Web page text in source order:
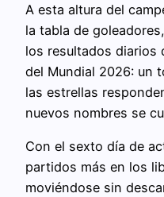
A esta altura del
la tabla de
los resultados diarios
del Mundial 2026: un
las estrellas
nuevos nombres se
Con el sexto día de
partidos más en los
moviéndose sin